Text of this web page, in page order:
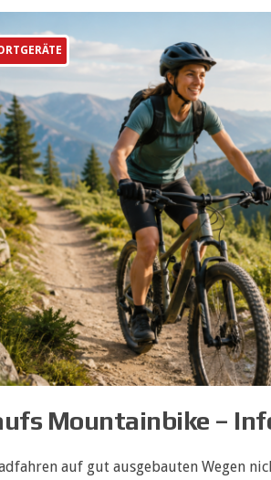
Mountainbike –
auf gut ausgebauten Wegen